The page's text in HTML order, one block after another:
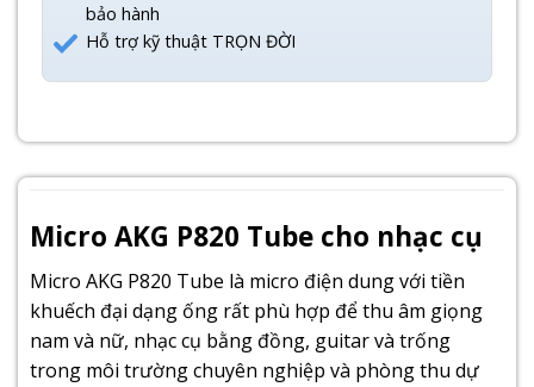
bảo hành
Hỗ trợ kỹ thuật TRỌN ĐỜI
Micro AKG P820 Tube cho nhạc cụ
Micro AKG P820 Tube là micro điện dung với tiền
khuếch đại dạng ống rất phù hợp để thu âm giọng
nam và nữ, nhạc cụ bằng đồng, guitar và trống
trong môi trường chuyên nghiệp và phòng thu dự